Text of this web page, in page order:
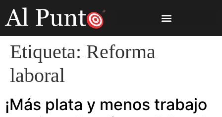
Etiqueta: Reforma
laboral
¡Más plata y menos trabajo